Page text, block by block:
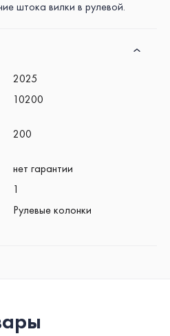
штока вилки в рулевой.
2025
10200
200
нет гарантии
1
Рулевые колонки